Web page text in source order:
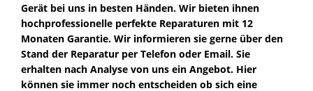
Gerät bei uns in besten Händen. Wir bieten ihnen
hochprofessionelle perfekte Reparaturen mit 12
Monaten Garantie. Wir informieren sie gerne über den
Stand der Reparatur per Telefon oder Email. Sie
erhalten nach Analyse von uns ein Angebot. Hier
können sie immer noch entscheiden ob sich eine